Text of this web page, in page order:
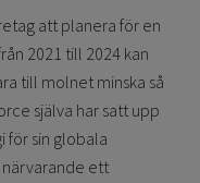
att planera för en
2021 till 2024 kan
till molnet minska så
själva har satt upp
för sin globala
ett